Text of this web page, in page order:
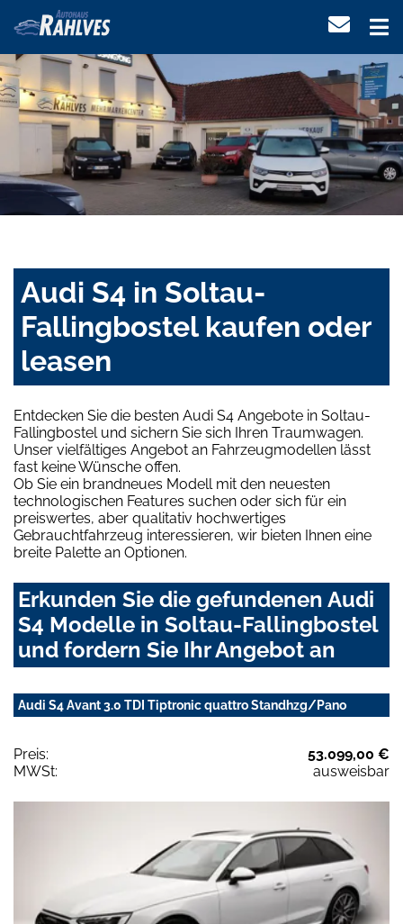
Audi S4 in Soltau-
Fallingbostel kaufen oder
leasen
Entdecken Sie die besten Audi S4 Angebote in Soltau-
Fallingbostel und sichern Sie sich Ihren Traumwagen.
Unser vielfältiges Angebot an Fahrzeugmodellen lässt
fast keine Wünsche offen.
Ob Sie ein brandneues Modell mit den neuesten
technologischen Features suchen oder sich für ein
preiswertes, aber qualitativ hochwertiges
Gebrauchtfahrzeug interessieren, wir bieten Ihnen eine
breite Palette an Optionen.
Erkunden Sie die gefundenen Audi
S4 Modelle in Soltau-Fallingbostel
und fordern Sie Ihr Angebot an
Audi S4 Avant 3.0 TDI Tiptronic quattro Standhzg/Pano
Preis:
53.099,00 €
MWSt:
ausweisbar